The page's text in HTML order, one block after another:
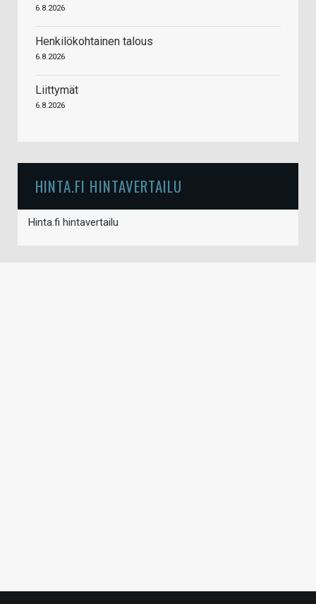
6.8.2026
Henkilökohtainen talous
6.8.2026
Liittymät
6.8.2026
HINTA.FI HINTAVERTAILU
Hinta.fi hintavertailu